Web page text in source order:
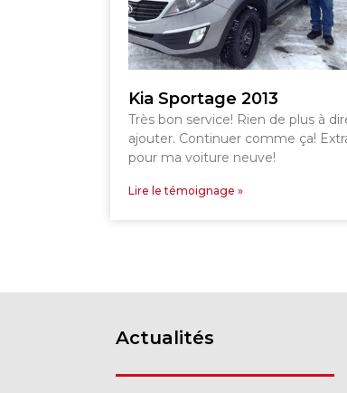
Kia Sportage 2013
Très bon service! Rien de plus à
ajouter. Continuer comme ça!
pour ma voiture neuve!
Lire le témoignage »
Actualités